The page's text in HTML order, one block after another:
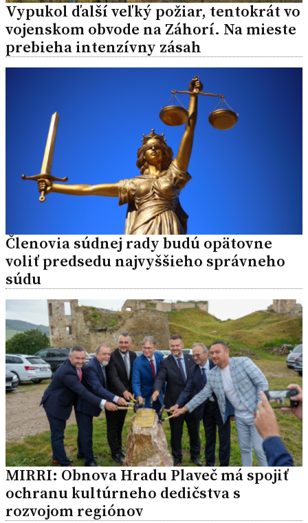
Vypukol ďalší veľký požiar, tentokrát vo
vojenskom obvode na Záhorí. Na mieste
prebieha intenzívny zásah
Členovia súdnej rady budú opätovne
voliť predsedu najvyššieho správneho
súdu
MIRRI: Obnova Hradu Plaveč má spojiť
ochranu kultúrneho dedičstva s
rozvojom regiónov